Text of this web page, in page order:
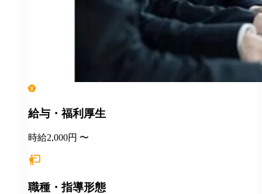
給与・福利厚生
時給2,000円 〜
職種・指導形態